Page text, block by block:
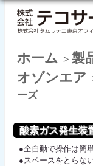
ホーム > 製
オゾンエア
ーズ
酸素ガス発生装
●全自動で操作は簡
●スペースをとらな